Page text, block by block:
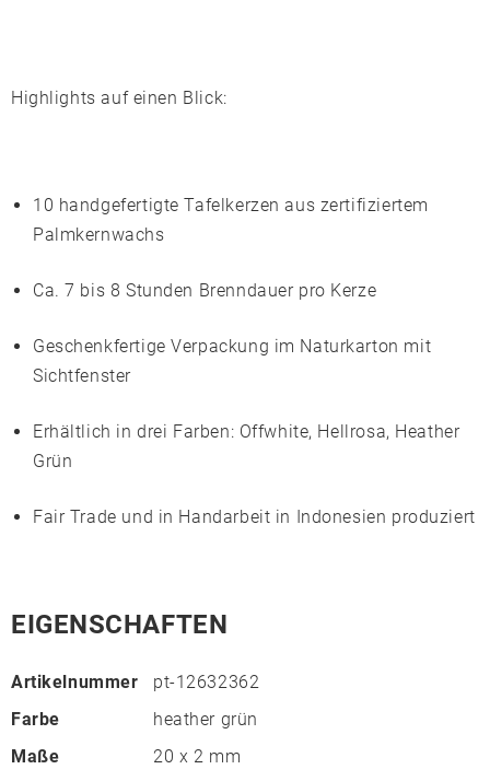
Highlights auf einen Blick:
10 handgefertigte Tafelkerzen aus zertifiziertem
Palmkernwachs
Ca. 7 bis 8 Stunden Brenndauer pro Kerze
Geschenkfertige Verpackung im Naturkarton mit
Sichtfenster
Erhältlich in drei Farben: Offwhite, Hellrosa, Heather
Grün
Fair Trade und in Handarbeit in Indonesien produziert
EIGENSCHAFTEN
Artikelnummer
pt-12632362
Farbe
heather grün
Maße
20 x 2 mm